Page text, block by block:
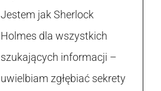
Jestem jak Sherlock
Holmes dla wszystkich
szukających informacji –
uwielbiam zgłębiać sekrety